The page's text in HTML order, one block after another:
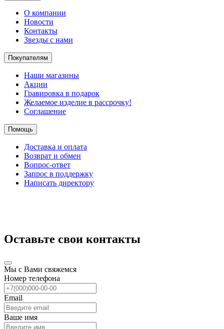
О компании
Новости
Контакты
Звезды с нами
Покупателям
Наши магазины
Акции
Гравировка в подарок
Желаемое изделие в рассрочку!
Соглашение
Помощь
Доставка и оплата
Возврат и обмен
Вопрос-ответ
Запрос в поддержку
Написать директору
Оставьте свои контакты
Мы с Вами свяжемся
Номер телефона
Email
Ваше имя